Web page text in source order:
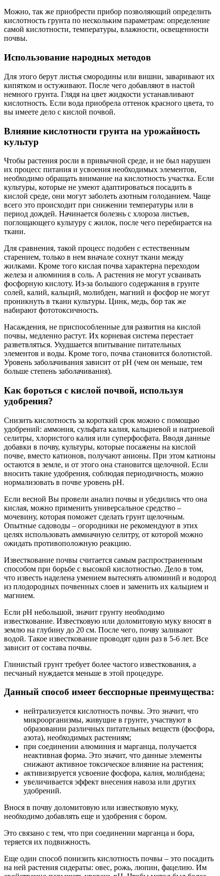
Можно, так же приобрести прибор позволяющий определить
кислотность грунта по нескольким параметрам: определение
самой кислотности, температуры, влажности, освещенности
почвы.
Использование народных методов
Для этого берут листья смородины или вишни, заваривают их
кипятком и остуживают. После чего добавляют в настой
немного грунта. Глядя на цвет жидкости устанавливают
кислотность. Если вода приобрела оттенок красного цвета, то
вы имеете дело с кислой почвой.
Влияние кислотности грунта на урожайность
культур
Чтобы растения росли в привычной среде, и не был нарушен
их процесс питания и усвоения необходимых элементов,
необходимо обращать внимание на кислотность участка. Если
культуры, которые не умеют адаптироваться посадить в
кислой среде, они могут заболеть азотным голоданием. Чаще
всего это происходит при снижении температуры или в
период дождей. Начинается болезнь с хлороза листьев,
поглощающего культуру с жилок, после чего перебирается на
ткани.
Для сравнения, такой процесс подобен с естественным
старением, только в нем вначале сохнут ткани между
жилками. Кроме того кислая почва характерна переходом
железа и алюминия в соль. А растения не могут усваивать
фосфорную кислоту. Из-за большого содержания в грунте
солей, калий, кальций, молибден, магний и фосфор не могут
проникнуть в ткани культуры. Цинк, медь, бор так же
набирают фототоксичность.
Насаждения, не приспособленные для развития на кислой
почвы, медленно растут. Их корневая система перестает
разветвляться. Ухудшается впитывание питательных
элементов и воды. Кроме того, почва становится болотистой.
Уровень заболачивания зависит от pH (чем он меньше, тем
больше степень заболачивания).
Как бороться с кислой почвой, используя
удобрения?
Снизить кислотность за короткий срок можно с помощью
удобрений: аммония, сульфата калия, кальциевой и натриевой
селитры, хлористого калия или суперфосфата. Вводя данные
добавки в почву, культуры, которые посажены на кислой
почве, вместо катионов, получают анионы. При этом катионы
остаются в земле, и от этого она становится щелочной. Если
вносить такие удобрения, соблюдая периодичность, можно
нормализовать в почве уровень pH.
Если весной Вы провели анализ почвы и убедились что она
кислая, можно применить универсальное средство –
мочевину, которая поможет сделать грунт щелочным.
Опытные садоводы – огородники не рекомендуют в этих
целях использовать аммиачную селитру, от которой можно
ожидать противоположную реакцию.
Известкование почвы считается самым распространенным
способом при борьбе с высокой кислотностью. Дело в том,
что известь наделена умением вытеснять алюминий и водород
из плодородных почвенных слоев и заменить их кальцием и
магнием.
Если рН небольшой, значит грунту необходимо
известкование. Известковую или доломитовую муку вносят в
землю на глубину до 20 см. После чего, почву заливают
водой. Такое известкование проводят один раз в 5-6 лет. Все
зависит от состава почвы.
Глинистый грунт требует более частого известкования, а
песчаный нуждается меньше в этой процедуре.
Данный способ имеет бесспорные преимущества:
нейтрализуется кислотность почвы. Это значит, что
микроорганизмы, живущие в грунте, участвуют в
образовании различных питательных веществ (фосфора,
азота), необходимых растениям;
при соединении алюминия и марганца, получается
неактивная форма. Это значит, что данные элементы
снижают активное токсическое влияние на растения;
активизируется усвоение фосфора, калия, молибдена;
увеличивается эффект внесения навоза или других
удобрений.
Внося в почву доломитовую или известковую муку,
необходимо добавлять еще и удобрения с бором.
Это связано с тем, что при соединении марганца и бора,
теряется их подвижность.
Еще один способ понизить кислотность почвы – это посадить
на ней растения сидераты: овес, рожь, люпин, фацелию. Им